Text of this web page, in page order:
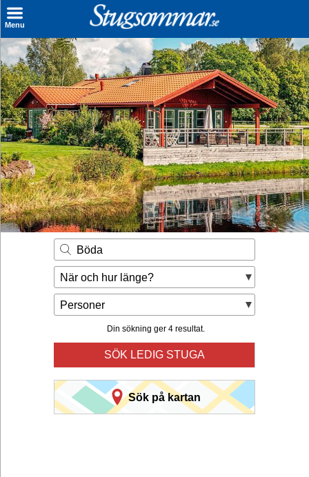
Menu
Sök stuga
Sista Minuten
Genvägar
Inspiration
Kontakt
Husägare
Se hur mycket du kan tjäna
Räkna ut din
hyresintäkt
Böda
När och hur länge?
Personer
Din sökning ger 4 resultat.
SÖK LEDIG STUGA
Sök på kartan